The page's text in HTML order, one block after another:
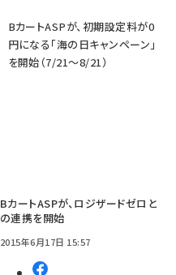
BカートASPが、初期設定料が0
円になる「海の日キャンペーン」
を開始（7/21～8/21）
BカートASPが、ロジザードゼロと
の連携を開始
2015年6月17日 15:57